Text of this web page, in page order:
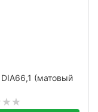
(матовый